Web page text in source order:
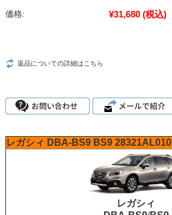
価格: ¥31,680 (税込)
返品についての詳細はこちら
レガシィ DBA-BS9 BS9 28321AL010
レガシィ